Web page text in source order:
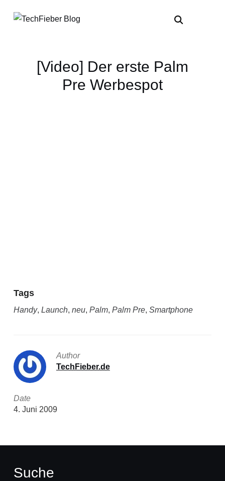
[Video] Der erste Palm
Pre Werbespot
Tags
Handy, Launch, neu, Palm, Palm Pre, Smartphone
Author
TechFieber.de
Date
4. Juni 2009
Suche